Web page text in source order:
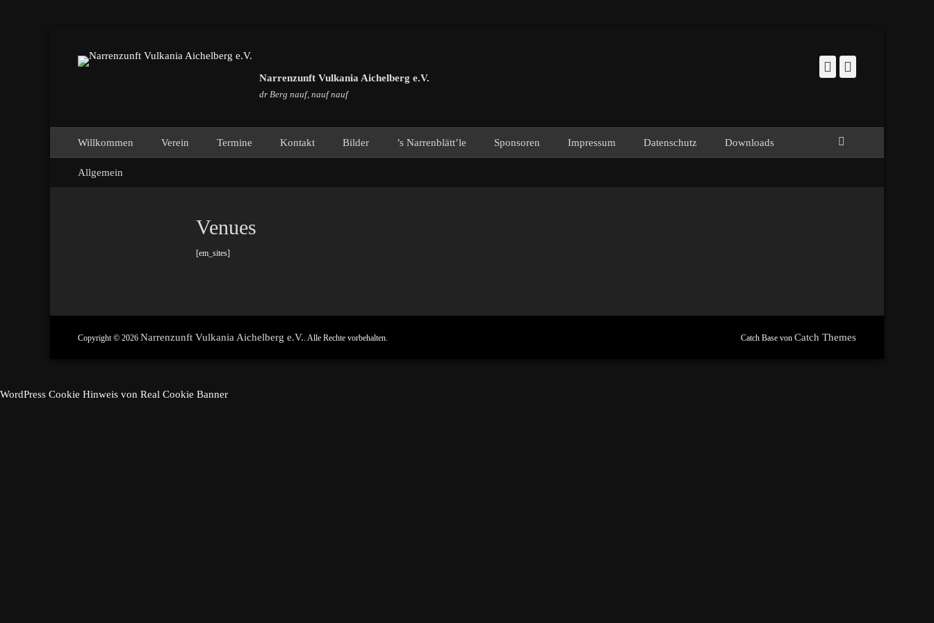
Narrenzunft Vulkania Aichelberg e.V.
dr Berg nauf, nauf nauf
Facebook
Primäres Menü
Willkommen Verein Termine Kontakt Bilder ’s Narrenblätt’le Sponsoren Impressum Datenschutz Downloads
Sekundäres Menü
Allgemein
Venues
[em_sites]
Copyright © 2026 Narrenzunft Vulkania Aichelberg e.V.. Alle Rechte vorbehalten. Catch Base von Catch Themes
WordPress Cookie Hinweis von Real Cookie Banner